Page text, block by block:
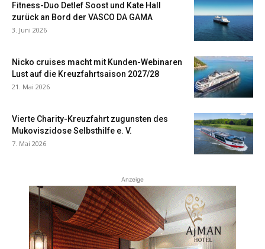
Fitness-Duo Detlef Soost und Kate Hall
zurück an Bord der VASCO DA GAMA
3. Juni 2026
Nicko cruises macht mit Kunden-Webinaren
Lust auf die Kreuzfahrtsaison 2027/28
21. Mai 2026
Vierte Charity-Kreuzfahrt zugunsten des
Mukoviszidose Selbsthilfe e. V.
7. Mai 2026
Anzeige